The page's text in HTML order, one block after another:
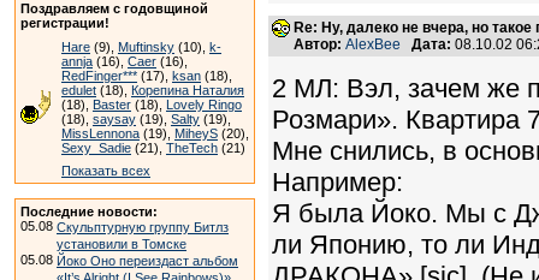
Поздравляем с годовщиной
регистрации!
Hare (9), Muftinsky (10), k-
annja (16), Caer (16),
RedFinger*** (17), ksan (18),
edulet (18), Корепина Наталия
(18), Baster (18), Lovely Ringo
(18), saysay (19), Salty (19),
MissLennona (19), MiheyS (20),
Sexy_Sadie (21), TheTech (21)
Показать всех
Последние новости:
05.08 Скульптурную группу Битлз
установили в Томске
05.08 Йоко Оно переиздаст альбом
Re: Ну, далеко не вчера, но такое
Автор: AlexBee Дата: 08.10.02
2 МЛ: Вэл, зачем же
Розмари». Квартира
Мне снились, в
Например:
Я была Йоко. Мы с
ли Японию, то ли